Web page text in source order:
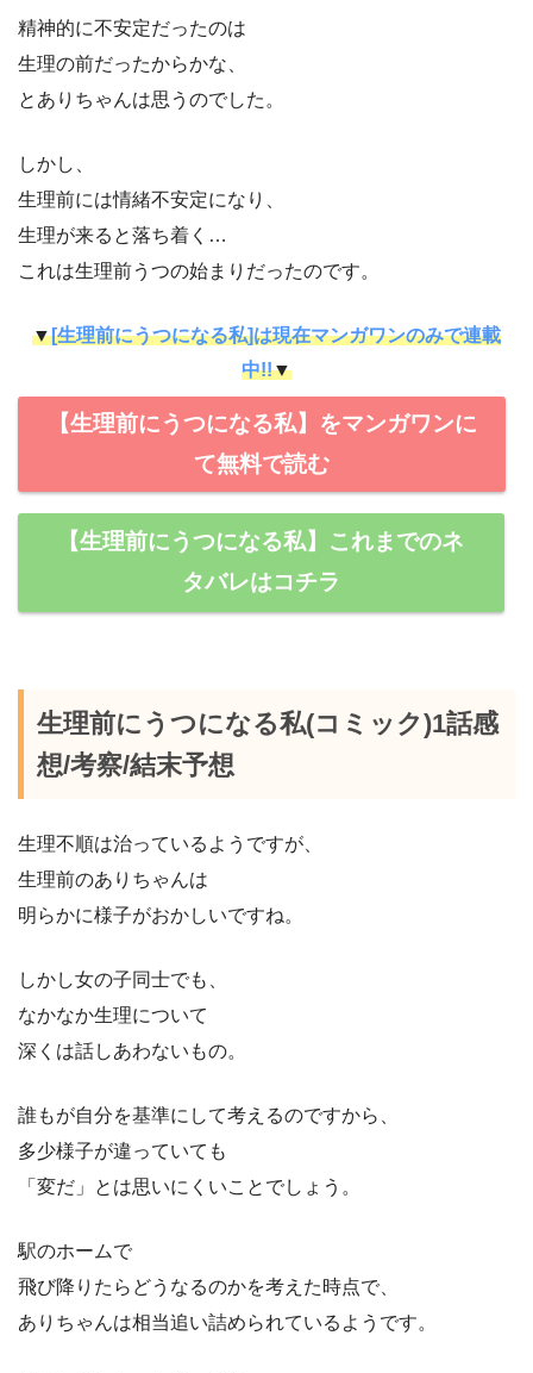
精神的に不安定だったのは
生理の前だったからかな、
とありちゃんは思うのでした。
しかし、
生理前には情緒不安定になり、
生理が来ると落ち着く…
これは生理前うつの始まりだったのです。
▼[生理前にうつになる私]は現在マンガワンのみで連載
中!!▼
【生理前にうつになる私】をマンガワンに
て無料で読む
【生理前にうつになる私】これまでのネ
タバレはコチラ
生理前にうつになる私(コミック)1話感
想/考察/結末予想
生理不順は治っているようですが、
生理前のありちゃんは
明らかに様子がおかしいですね。
しかし女の子同士でも、
なかなか生理について
深くは話しあわないもの。
誰もが自分を基準にして考えるのですから、
多少様子が違っていても
「変だ」とは思いにくいことでしょう。
駅のホームで
飛び降りたらどうなるのかを考えた時点で、
ありちゃんは相当追い詰められているようです。